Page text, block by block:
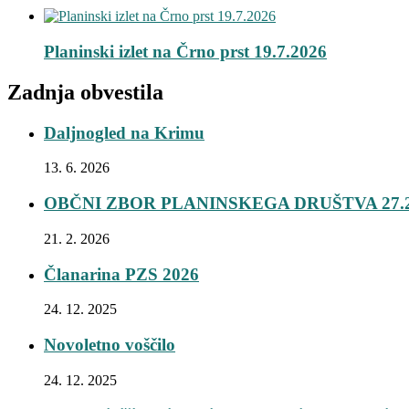
Planinski izlet na Črno prst 19.7.2026
Zadnja obvestila
Daljnogled na Krimu
13. 6. 2026
OBČNI ZBOR PLANINSKEGA DRUŠTVA
21. 2. 2026
Članarina PZS 2026
24. 12. 2025
Novoletno voščilo
24. 12. 2025